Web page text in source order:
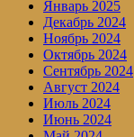
Январь 2025
Декабрь 2024
Ноябрь 2024
Октябрь 2024
Сентябрь 2024
Август 2024
Июль 2024
Июнь 2024